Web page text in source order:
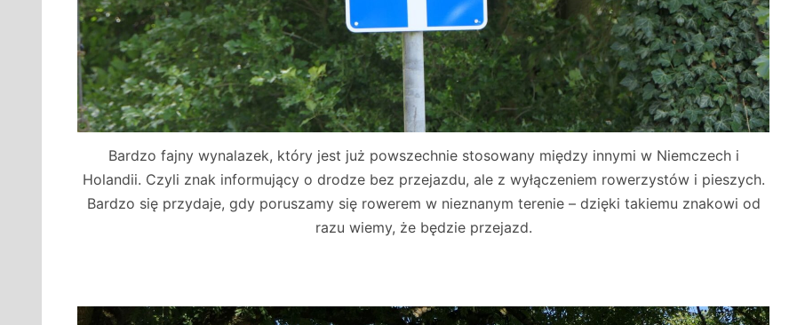
Bardzo fajny wynalazek, który jest już powszechnie stosowany między innymi w Niemczech i
Holandii. Czyli znak informujący o drodze bez przejazdu, ale z wyłączeniem rowerzystów i pieszych.
Bardzo się przydaje, gdy poruszamy się rowerem w nieznanym terenie – dzięki takiemu znakowi od
razu wiemy, że będzie przejazd.